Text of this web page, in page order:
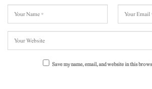
Save my name, email, and website in this